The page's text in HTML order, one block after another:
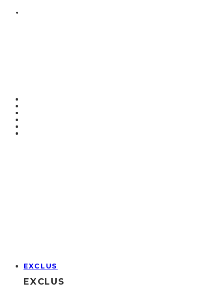
EXCLUS
EXCLUS